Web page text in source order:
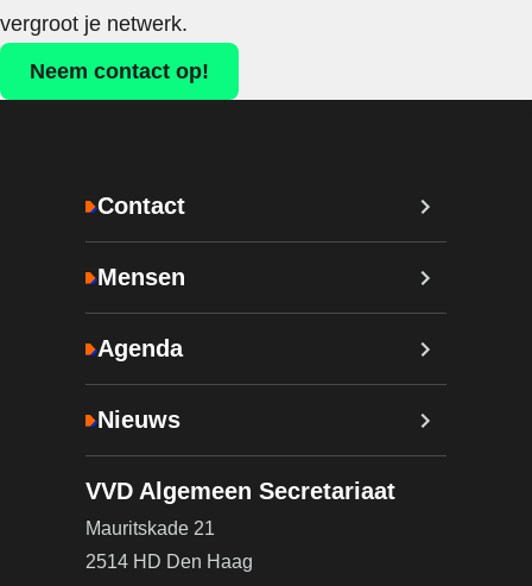
vergroot je netwerk.
Neem contact op!
Contact
Mensen
Agenda
Nieuws
VVD Algemeen Secretariaat
Mauritskade 21
2514 HD Den Haag